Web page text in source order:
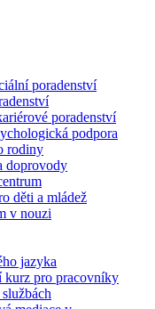
poradenství
poradenství
podpora
rodiny
doprovody
děti a mládež
v nouzi
jazyka
pro pracovníky